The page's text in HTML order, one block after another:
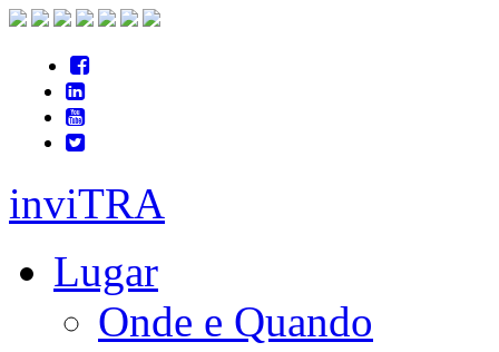
inviTRA
Lugar
Onde e Quando